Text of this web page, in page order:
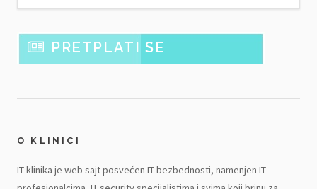
PRETPLATI SE
O KLINICI
IT klinika je web sajt posvećen IT bezbednosti, namenjen IT